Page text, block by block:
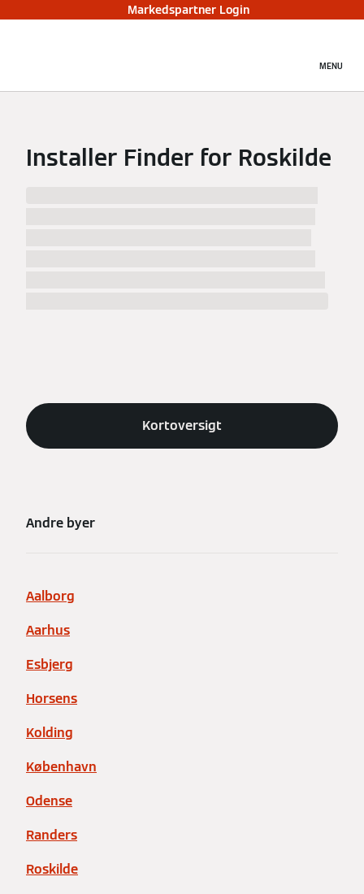
Markedspartner Login
MENU
Installer Finder for Roskilde
Kortoversigt
Andre byer
Aalborg
Aarhus
Esbjerg
Horsens
Kolding
København
Odense
Randers
Roskilde